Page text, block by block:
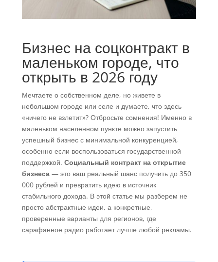
Бизнес на соцконтракт в
маленьком городе, что
открыть в 2026 году
Мечтаете о собственном деле, но живете в
небольшом городе или селе и думаете, что здесь
«ничего не взлетит»? Отбросьте сомнения! Именно в
маленьком населенном пункте можно запустить
успешный бизнес с минимальной конкуренцией,
особенно если воспользоваться государственной
поддержкой. Социальный контракт на открытие
бизнеса— это ваш реальный шанс получить до 350
000 рублей и превратить идею в источник
стабильного дохода. В этой статье мы разберем не
просто абстрактные идеи, а конкретные,
проверенные варианты для регионов, где
сарафанное радио работает лучше любой рекламы.